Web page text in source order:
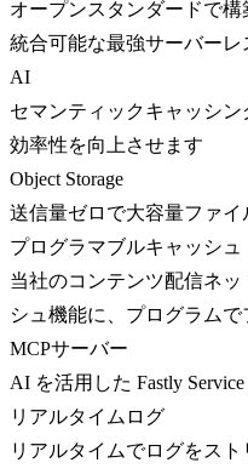
オープンスタンダードで構
統合可能な最強サーバーレ
AI
セマンティックキャッシン
効率性を向上させます
Object Storage
送信量ゼロで大容量ファ
プログラマブルキャッシュ
当社のコンテンツ配信ネ
シュ機能に、プログラムで
MCPサーバー
AI を活用した Fastly
リアルタイムログ
リアルタイムでログをス